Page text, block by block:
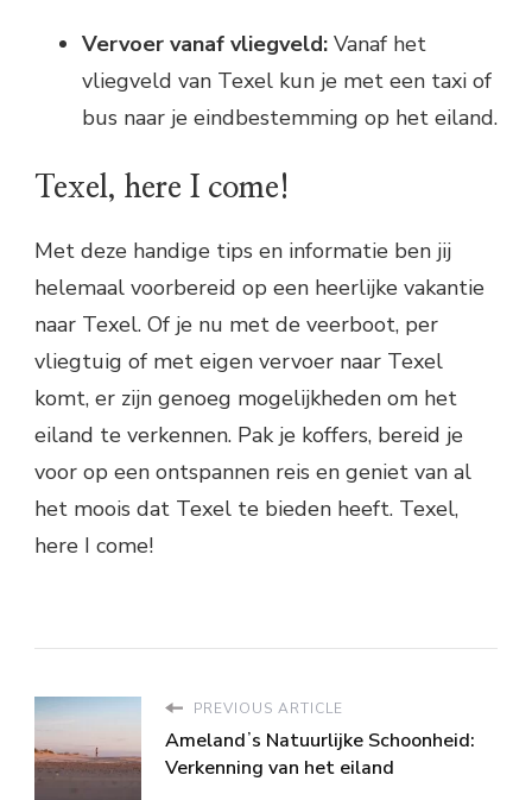
Vervoer vanaf vliegveld: Vanaf het
vliegveld van Texel kun je met een taxi of
bus naar je eindbestemming op het eiland.
Texel, here I come!
Met deze handige tips en informatie ben jij
helemaal voorbereid op een heerlijke vakantie
naar Texel. Of je nu met de veerboot, per
vliegtuig of met eigen vervoer naar Texel
komt, er zijn genoeg mogelijkheden om het
eiland te verkennen. Pak je koffers, bereid je
voor op een ontspannen reis en geniet van al
het moois dat Texel te bieden heeft. Texel,
here I come!
PREVIOUS ARTICLE
Amelandʼs Natuurlijke Schoonheid:
Verkenning van het eiland